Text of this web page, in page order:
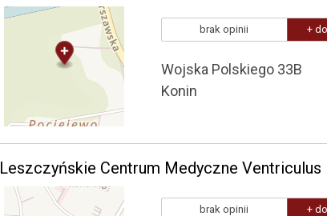
brak opinii +
Wojska Polskiego 33B
Konin
Leszczyńskie Centrum Medyczne Ventriculus
brak opinii +